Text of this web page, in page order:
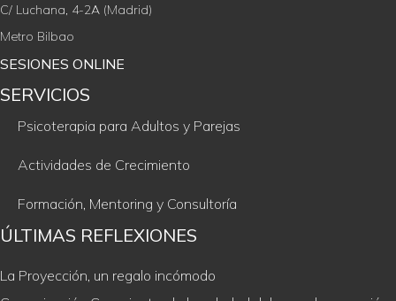
C/ Luchana, 4-2A (Madrid)
Metro Bilbao
SESIONES ONLINE
SERVICIOS
Psicoterapia para Adultos y Parejas
Actividades de Crecimiento
Formación, Mentoring y Consultoría
ÚLTIMAS REFLEXIONES
La Proyección, un regalo incómodo